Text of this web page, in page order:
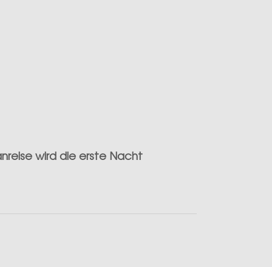
wird die erste Nacht